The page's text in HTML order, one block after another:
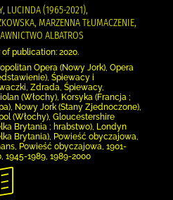
LUCINDA (1965-2021),
MARZENNA TŁUMACZENIE,
ALBATROS
of publication: 2020.
Opera (Nowy Jork), Opera
Śpiewacy i
Zdrada, Śpiewacy,
(Włochy), Korsyka (Francja ;
Nowy Jork (Stany Zjednoczone),
(Włochy), Gloucestershire
Brytania ; hrabstwo), Londyn
Brytania), Powieść obyczajowa,
Powieść obyczajowa, 1901-
1945-1989, 1989-2000